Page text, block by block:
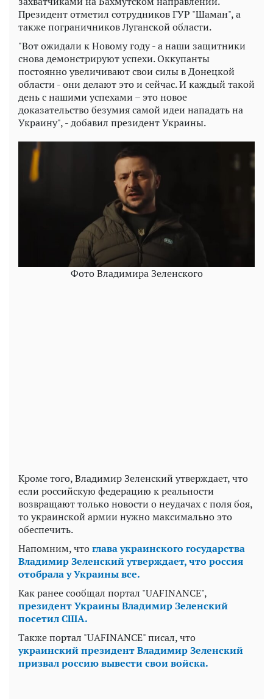
Президент отметил сотрудников ГУР "Шаман", а
также пограничников Луганской области.
"Вот ожидали к Новому году - а наши защитники
снова демонстрируют успехи. Оккупанты
постоянно увеличивают свои силы в Донецкой
области - они делают это и сейчас. И каждый такой
день с нашими успехами – это новое
доказательство безумия самой идеи нападать на
Украину", - добавил президент Украины.
Фото Владимира Зеленского
Кроме того, Владимир Зеленский утверждает, что
если российскую федерацию к реальности
возвращают только новости о неудачах с поля боя,
то украинской армии нужно максимально это
обеспечить.
Напомним, чтоглава украинского государства
Владимир Зеленский утверждает, что россия
отобрала у Украины все.
Как ранее сообщал портал "UAFINANCE",
президент Украины Владимир Зеленский
посетил США.
Также портал "UAFINANCE" писал, что
украинский президент Владимир Зеленский
призвал россию вывести свои войска.